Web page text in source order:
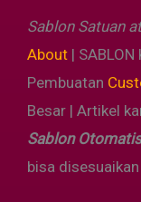
Sablon Satuan
About | SABLON
Pembuatan
Besar | Artikel
Sablon Otomatis
bisa